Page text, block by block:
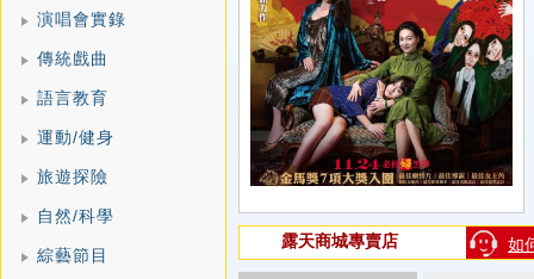
演唱會實錄
傳統戲曲
語言教育
運動/健身
旅遊探險
自然/科學
綜藝節目
如
露天商城專賣店